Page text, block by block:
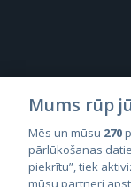
Mums rūp
Mēs un mūsu 270
pārlūkošanas
piekrītu”, tiek
mūsu partneri